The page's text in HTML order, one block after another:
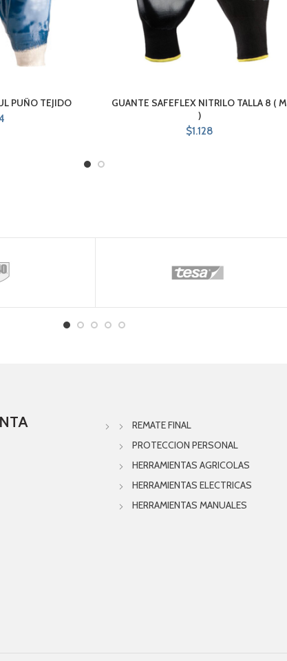
PUÑO TEJIDO
GUANTE SAFEFLEX NITRILO TALLA 8 ( M
)
$1.128
REMATE FINAL
PROTECCION PERSONAL
HERRAMIENTAS AGRICOLAS
HERRAMIENTAS ELECTRICAS
HERRAMIENTAS MANUALES